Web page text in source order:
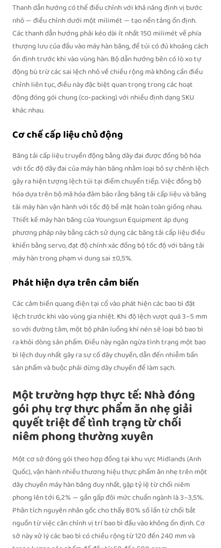
Thanh dẫn hướng có thể điều chỉnh với khả năng định vị bước
nhỏ — điều chỉnh dưới một milimét — tạo nền tảng ổn định.
Các thanh dẫn hướng phải kéo dài ít nhất 150 milimét về phía
thượng lưu của đầu vào máy hàn băng, để túi có đủ khoảng cách
ổn định trước khi vào vùng hàn. Bộ dẫn hướng bên có lò xo tự
động bù trừ các sai lệch nhỏ về chiều rộng mà không cần điều
chỉnh liên tục, điều này đặc biệt quan trọng trong các hoạt
động đóng gói chung (co-packing) với nhiều định dạng SKU
khác nhau.
Cơ chế cấp liệu chủ động
Băng tải cấp liệu truyền động bằng dây đai được đồng bộ hóa
với tốc độ dây đai của máy hàn băng nhằm loại bỏ sự chênh lệch
gây ra hiện tượng lệch túi tại điểm chuyển tiếp. Việc đồng bộ
hóa dựa trên bộ mã hóa đảm bảo rằng băng tải cấp liệu và băng
tải máy hàn vận hành với tốc độ bề mặt hoàn toàn giống nhau.
Thiết kế máy hàn băng của Youngsun Equipment áp dụng
phương pháp này bằng cách sử dụng các băng tải cấp liệu điều
khiển bằng servo, đạt độ chính xác đồng bộ tốc độ với băng tải
máy hàn trong phạm vi dung sai ±0,5%.
Phát hiện dựa trên cảm biến
Các cảm biến quang điện tại cổ vào phát hiện các bao bì đặt
lệch trước khi vào vùng gia nhiệt. Khi độ lệch vượt quá 3–5 mm
so với đường tâm, một bộ phân luồng khí nén sẽ loại bỏ bao bì
ra khỏi dòng sản phẩm. Điều này ngăn ngừa tình trạng một bao
bì lệch duy nhất gây ra sự cố dây chuyền, dẫn đến nhiễm bẩn
sản phẩm và buộc phải dừng dây chuyền để làm sạch.
Một trường hợp thực tế: Nhà đóng
gói phụ trợ thực phẩm ăn nhẹ giải
quyết triệt để tình trạng từ chối
niêm phong thường xuyên
Một cơ sở đóng gói theo hợp đồng tại khu vực Midlands (Anh
Quốc), vận hành nhiều thương hiệu thực phẩm ăn nhẹ trên một
dây chuyền máy hàn băng duy nhất, gặp tỷ lệ từ chối niêm
phong lên tới 6,2% — gần gấp đôi mức chuẩn ngành là 3–3,5%.
Phân tích nguyên nhân gốc cho thấy 80% số lần từ chối bắt
nguồn từ việc căn chỉnh vị trí bao bì đầu vào không ổn định. Cơ
sở này xử lý các bao bì có chiều rộng từ 120 đến 240 mm và